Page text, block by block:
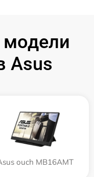
Asus
ouch MB16AMT